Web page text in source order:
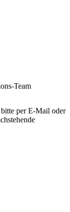
Team
bitte per E-Mail oder